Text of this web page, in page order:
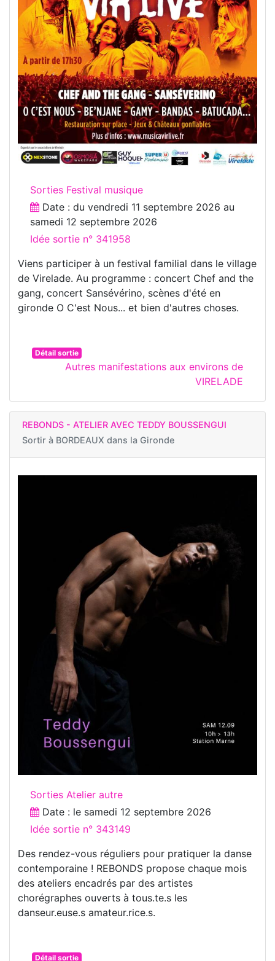
Sorties Festival musique
Date : du vendredi 11 septembre 2026 au
samedi 12 septembre 2026
Idée sortie n° 341958
Viens participer à un festival familial dans le village
de Virelade. Au programme : concert Chef and the
gang, concert Sansévérino, scènes d'été en
gironde O C'est Nous... et bien d'autres choses.
Détail sortie
Autres manifestations aux environs de
VIRELADE
REBONDS - ATELIER AVEC TEDDY BOUSSENGUI
Sortir à BORDEAUX dans la Gironde
Sorties Atelier autre
Date : le samedi 12 septembre 2026
Idée sortie n° 343149
Des rendez-vous réguliers pour pratiquer la danse
contemporaine ! REBONDS propose chaque mois
des ateliers encadrés par des artistes
chorégraphes ouverts à tous.te.s les
danseur.euse.s amateur.rice.s.
Détail sortie